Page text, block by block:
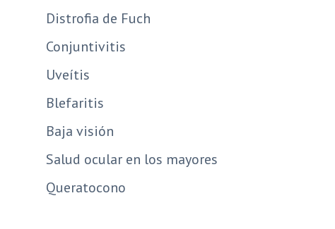
Distrofia de Fuch
Conjuntivitis
Uveítis
Blefaritis
Baja visión
Salud ocular en los mayores
Queratocono